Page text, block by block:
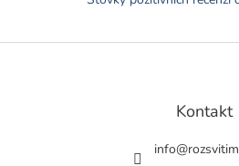
ý
i
Z
Kontakt
info@